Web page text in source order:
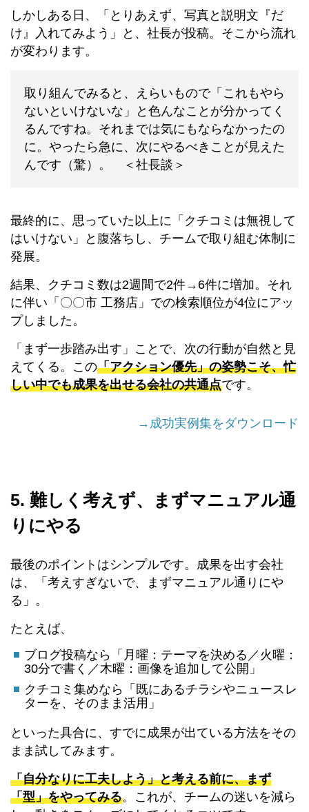
しかしある日、「とりあえず、写真と説明文『だ
け』入れてみよう」と、社長が投稿。そこから流れ
が変わります。
取り組んでみると、えらいもので「これもやら
ないといけないな」と色んなことが分かってく
るんですね。それまでは気にもならなかったの
に。やったら急に、次にやるべきことが見えた
んです（驚）。 ＜社長談＞
最終的に、思っていた以上に「クチコミは無視して
はいけない」と腹落ちし、チームで取り組む体制に
発展。
結果、クチコミ数は2週間で2件→6件に増加。それ
に伴い「〇〇市 工務店」での検索順位が4位にアッ
プしました。
「まず一歩踏み出す」ことで、次の行動が自然と見
えてくる。この「アクション優先」の姿勢こそ、忙
しい中でも成果を出せる会社の共通点です。
→成功実例集をダウンロード
5. 難しく考えず、まずマニュアル通
りにやる
最後のポイントはシンプルです。成果を出す会社
は、「考えすぎないで、まずマニュアル通りにや
る」。
たとえば、
ブログ投稿なら「月曜：テーマを決める／火曜：
30分で書く／木曜：画像を追加して公開」
クチコミ集めなら「既にあるチラシやニュースレ
ターを、そのまま活用」
といった具合に、すでに成果が出ている方法をその
まま試してみます。
「自分なりに工夫しよう」と考える前に、まず
「型」をやってみる。これが、チームの迷いを減ら